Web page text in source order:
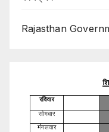
Rajasthan